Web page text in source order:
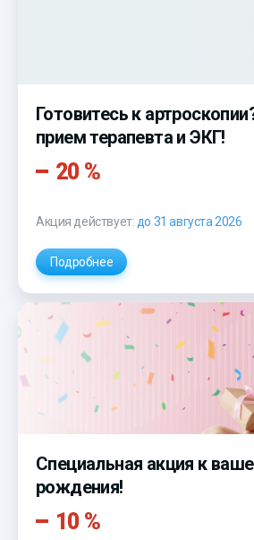
Готовитесь к
прием терапевта и ЭКГ!
20 %
Акция действует: до 31 августа 2026
Подробнее
Специальная акция к
рождения!
10 %